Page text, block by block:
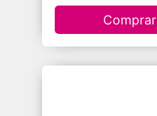
Comprar